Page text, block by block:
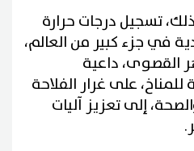
تسجيل درجات حرارة
في جزء كبير من العالم،
القصوى، داعية
على غرار الفلاحة
إلى تعزيز آليات